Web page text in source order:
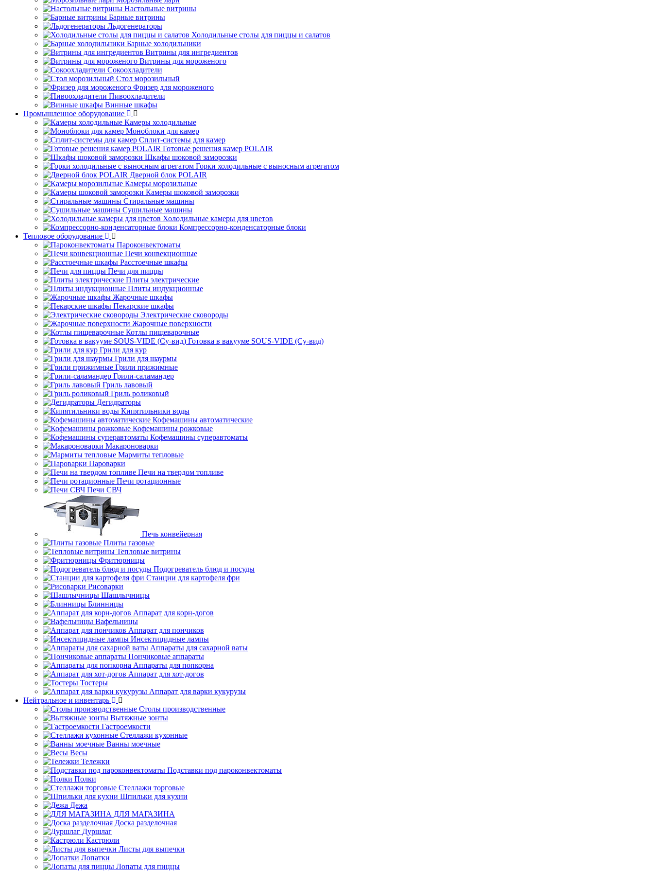
Настольные витрины
Барные витрины
Льдогенераторы
Холодильные столы для пиццы и салатов
Барные холодильники
Витрины для ингредиентов
Витрины для мороженого
Сокоохладители
Стол морозильный
Фризер для мороженого
Пивоохладители
Винные шкафы
Промышленное оборудование
Камеры холодильные
Моноблоки для камер
Сплит-системы для камер
Готовые решения камер POLAIR
Шкафы шоковой заморозки
Горки холодильные с выносным агрегатом
Дверной блок POLAIR
Камеры морозильные
Камеры шоковой заморозки
Стиральные машины
Сушильные машины
Холодильные камеры для цветов
Компрессорно-конденсаторные блоки
Тепловое оборудование
Пароконвектоматы
Печи конвекционные
Расстоечные шкафы
Печи для пиццы
Плиты электрические
Плиты индукционные
Жарочные шкафы
Пекарские шкафы
Электрические сковороды
Жарочные поверхности
Котлы пищеварочные
Готовка в вакууме SOUS-VIDE (Су-вид)
Грили для кур
Грили для шаурмы
Грили прижимные
Грили-саламандер
Гриль лавовый
Гриль роликовый
Дегидраторы
Кипятильники воды
Кофемашины автоматические
Кофемашины рожковые
Кофемашины суперавтоматы
Макароноварки
Мармиты тепловые
Пароварки
Печи на твердом топливе
Печи ротационные
Печи СВЧ
Печь конвейерная
Плиты газовые
Тепловые витрины
Фритюрницы
Подогреватель блюд и посуды
Станции для картофеля фри
Рисоварки
Шашлычницы
Блинницы
Аппарат для корн-догов
Вафельницы
Аппарат для пончиков
Инсектицидные лампы
Аппараты для сахарной ваты
Пончиковые аппараты
Аппараты для попкорна
Аппарат для хот-догов
Тостеры
Аппарат для варки кукурузы
Нейтральное и инвентарь
Столы производственные
Вытяжные зонты
Гастроемкости
Стеллажи кухонные
Ванны моечные
Весы
Тележки
Подставки под пароконвектоматы
Полки
Стеллажи торговые
Шпильки для кухни
Дежа
ДЛЯ МАГАЗИНА
Доска разделочная
Дуршлаг
Кастрюли
Листы для выпечки
Лопатки
Лопаты для пиццы